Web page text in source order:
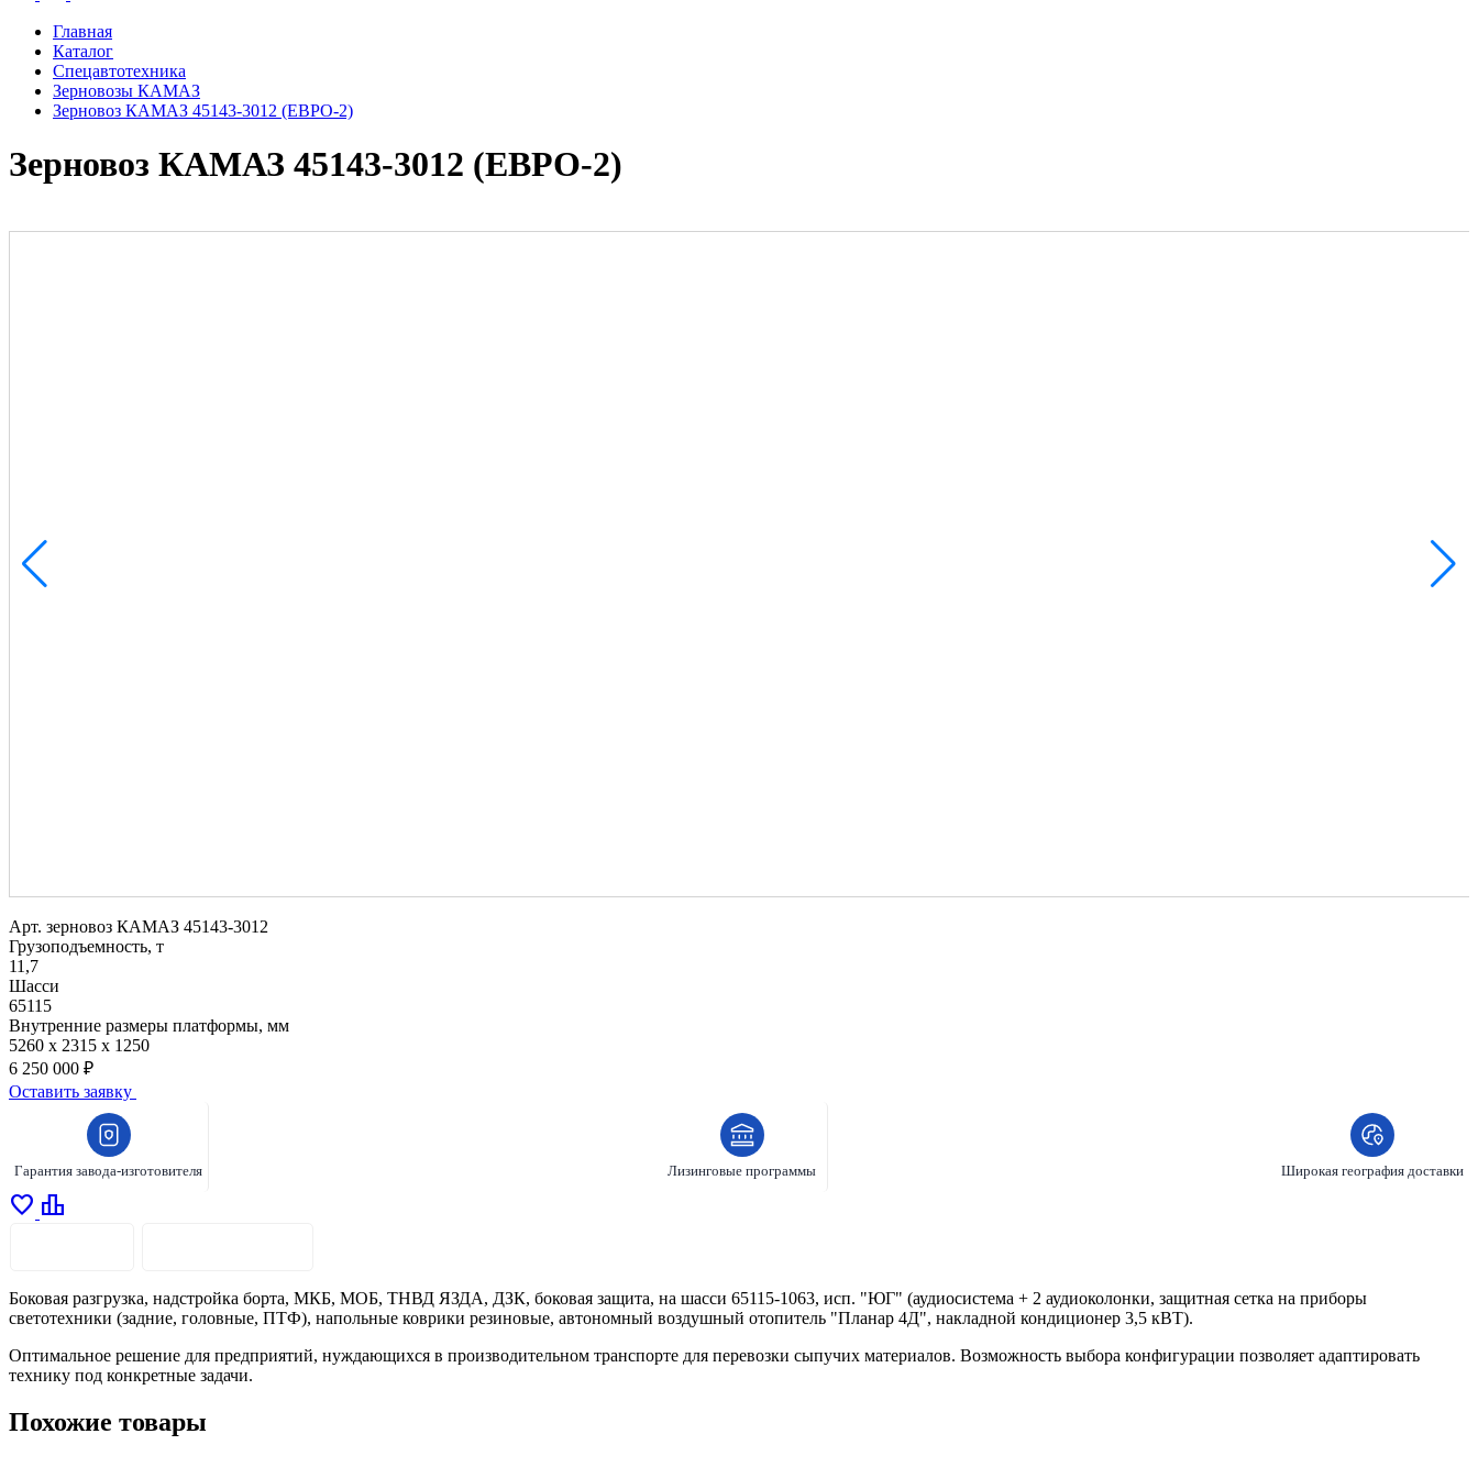
Главная
Каталог
Спецавтотехника
Зерновозы КАМАЗ
Зерновоз КАМАЗ 45143-3012 (ЕВРО-2)
Зерновоз КАМАЗ 45143-3012 (ЕВРО-2)
Арт. зерновоз КАМАЗ 45143-3012
Грузоподъемность, т
11,7
Шасси
65115
Внутренние размеры платформы, мм
5260 х 2315 х 1250
6 250 000 ₽
Оставить заявку
Гарантия завода-изготовителя Лизинговые программы Широкая география доставки
favorite leaderboard
Боковая разгрузка, надстройка борта, МКБ, МОБ, ТНВД ЯЗДА, ДЗК, боковая защита, на шасси 65115-1063, исп. "ЮГ" (аудиосистема + 2 аудиоколонки, защитная сетка на приборы
светотехники (задние, головные, ПТФ), напольные коврики резиновые, автономный воздушный отопитель "Планар 4Д", накладной кондиционер 3,5 кВТ).
Оптимальное решение для предприятий, нуждающихся в производительном транспорте для перевозки сыпучих материалов. Возможность выбора конфигурации позволяет адаптировать
технику под конкретные задачи.
Похожие товары